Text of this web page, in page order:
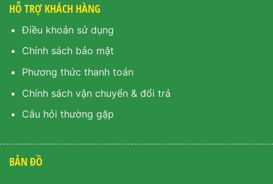
HỖ TRỢ KHÁCH HÀNG
Điều khoản sử dụng
Chính sách bảo mật
Phương thức thanh toán
Chính sách vận chuyển & đổi trả
Câu hỏi thường gặp
BẢN ĐỒ